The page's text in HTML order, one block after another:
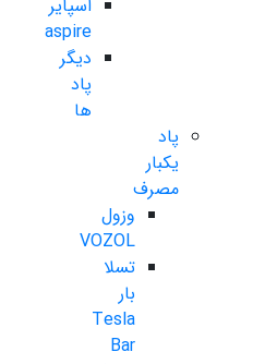
اسپایر
aspire
دیگر
پاد
ها
پاد
یکبار
مصرف
وزول
VOZOL
تسلا
بار
Tesla
Bar